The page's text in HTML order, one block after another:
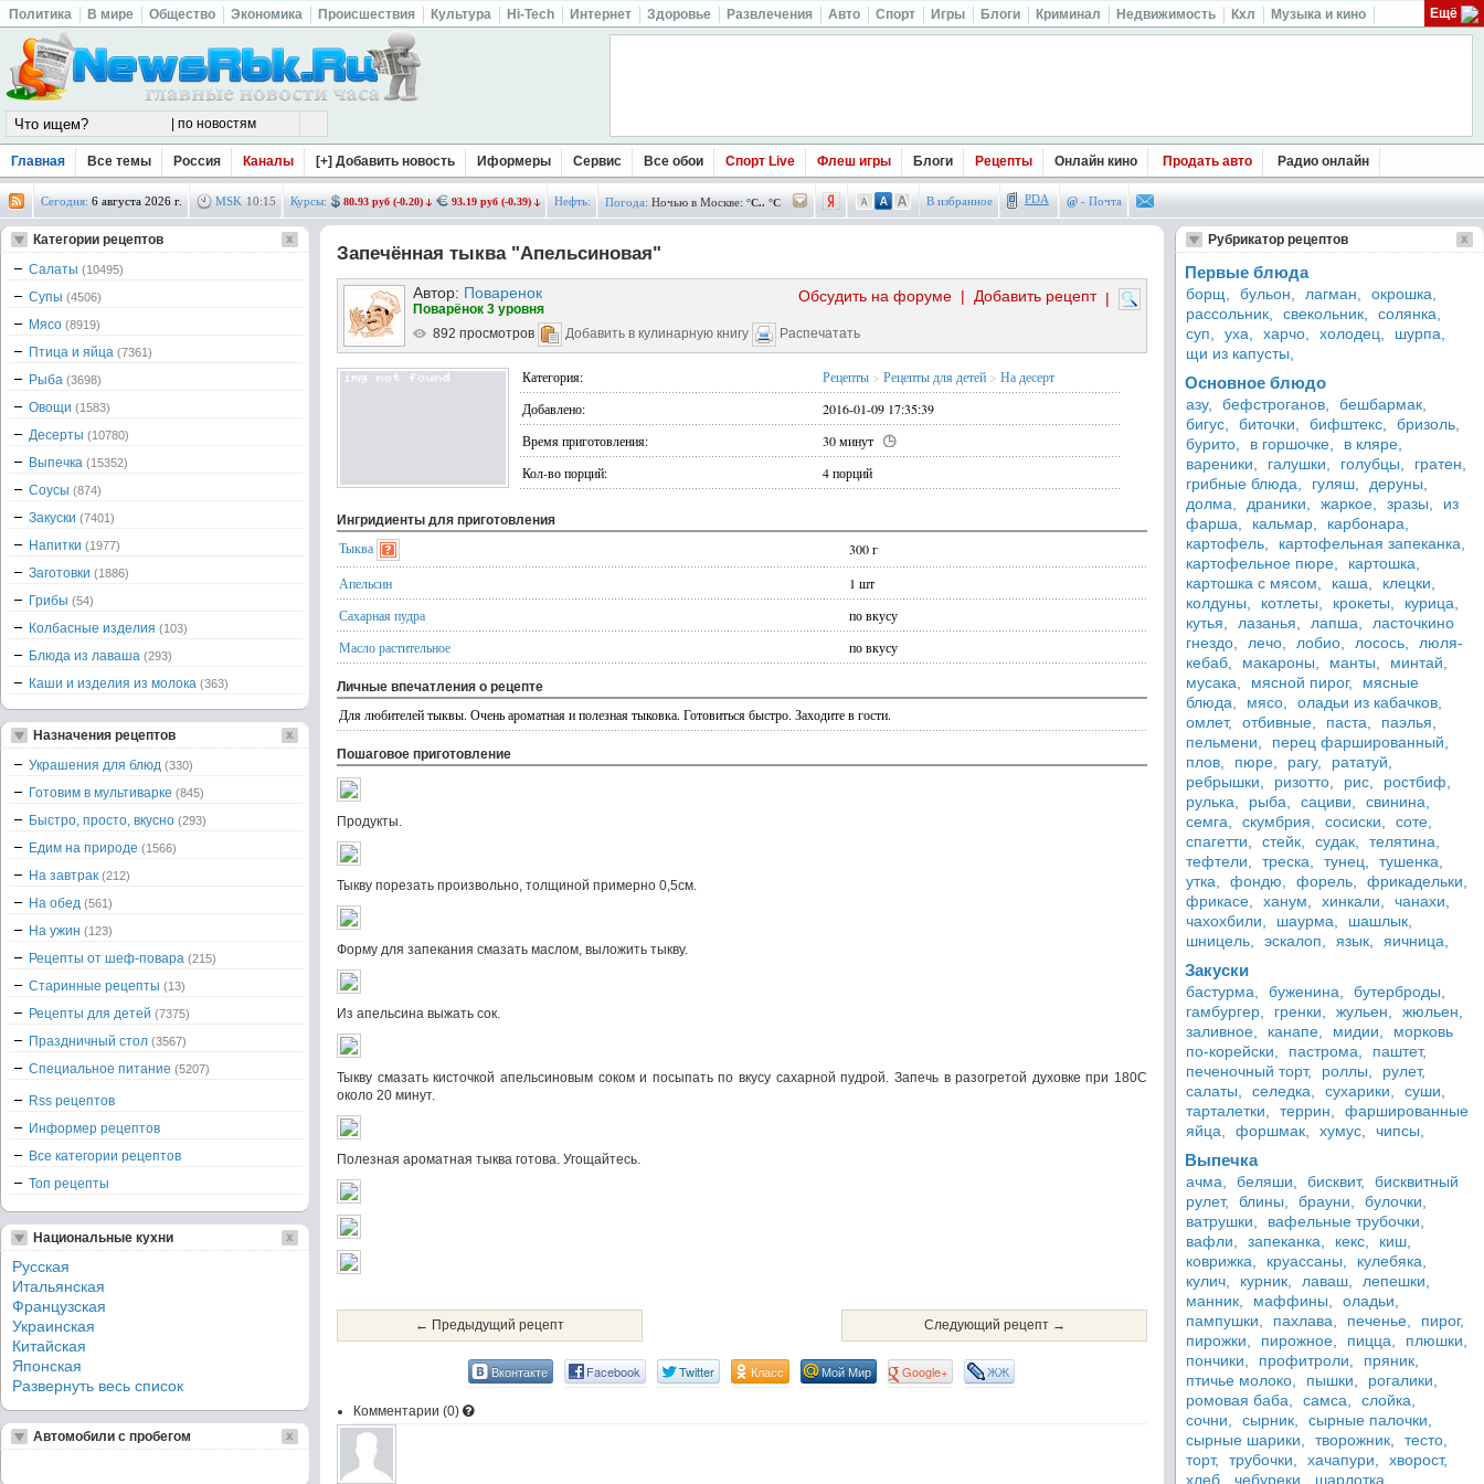
Политика В мире Общество Экономика Происшествия Культура Hi-Tech Интернет Здоровье Развлечения Авто Спорт Игры Блоги Криминал Недвижимость Кхл Музыка и кино Ещё
Главная Все темы Россия Каналы [+] Добавить новость Иформеры Сервис Все обои Спорт Live Флеш игры Блоги Рецепты Онлайн кино Продать авто Радио онлайн
Сегодня: 6 августа 2026 г. MSK 10:15 Курсы: 80.93 руб (-0.20) 93.19 руб (-0.39) Нефть: Погода: Ночью в Москве: °C.. °C В избранное PDA @ - Почта
Запечённая тыква "Апельсиновая"
Автор: Поваренок |
Добавить рецепт
|
Обсудить на форуме
Поварёнок 3 уровня
892 просмотров
Добавить в кулинарную книгу Распечатать
Категория: Рецепты > Рецепты для детей > На десерт
Добавлено:
2016-01-09 17:35:39
Время приготовления:
30 минут
Кол-во порций:
4 порций
Ингридиенты для приготовления
Тыква
300 г
Апельсин
1 шт
Сахарная пудра
по вкусу
Масло растительное
по вкусу
Личные впечатления о рецепте
Для любителей тыквы. Очень ароматная и полезная тыковка. Готовиться быстро. Заходите в гости.
Пошаговое приготовление
Продукты.
Тыкву порезать произвольно, толщиной примерно 0,5см.
Форму для запекания смазать маслом, выложить тыкву.
Из апельсина выжать сок.
Тыкву смазать кисточкой апельсиновым соком и посыпать по вкусу сахарной пудрой. Запечь в разогретой духовке при 180С
около 20 минут.
Полезная ароматная тыква готова. Угощайтесь.
← Предыдущий рецепт Следующий рецепт →
Вконтакте Facebook Twitter Класс Мой Мир Google+ ЖЖ
Комментарии (0)
Категории рецептов
Салаты (10495)
Супы (4506)
Мясо (8919)
Птица и яйца (7361)
Рыба (3698)
Овощи (1583)
Десерты (10780)
Выпечка (15352)
Соусы (874)
Закуски (7401)
Напитки (1977)
Заготовки (1886)
Грибы (54)
Колбасные изделия (103)
Блюда из лаваша (293)
Каши и изделия из молока (363)
Назначения рецептов
Украшения для блюд (330)
Готовим в мультиварке (845)
Быстро, просто, вкусно (293)
Едим на природе (1566)
На завтрак (212)
На обед (561)
На ужин (123)
Рецепты от шеф-повара (215)
Старинные рецепты (13)
Рецепты для детей (7375)
Праздничный стол (3567)
Специальное питание (5207)
Rss рецептов
Информер рецептов
Все категории рецептов
Топ рецепты
Национальные кухни
Русская
Итальянская
Французская
Украинская
Китайская
Японская
Развернуть весь список
Автомобили с пробегом
Рубрикатор рецептов
Первые блюда
борщ, бульон, лагман,
окрошка,
рассольник,
свекольник,
солянка,
суп,
уха, харчо, холодец,
шурпа,
щи из капусты,
Основное блюдо
азу, бефстроганов,
бешбармак,
бигус,
биточки, бифштекс,
бризоль,
бурито,
в горшочке,
в кляре,
вареники,
галушки, голубцы,
гратен,
грибные блюда,
гуляш,
деруны,
долма,
драники, жаркое, зразы,
из
фарша,
кальмар,
карбонара,
картофель,
картофельная запеканка,
картофельное пюре,
картошка,
картошка с мясом,
каша,
клецки,
колдуны,
котлеты, крокеты,
курица,
кутья,
лазанья, лапша,
ласточкино
гнездо,
лечо, лобио, лосось,
люля-
кебаб,
макароны, манты,
минтай,
мусака,
мясной пирог,
мясные
блюда,
мясо,
оладьи из кабачков,
омлет,
отбивные, паста,
паэлья,
пельмени,
перец фаршированный,
плов,
пюре, рагу,
рататуй,
ребрышки,
ризотто, рис,
ростбиф,
рулька,
рыба, сациви,
свинина,
семга,
скумбрия, сосиски,
соте,
спагетти,
стейк, судак,
телятина,
тефтели,
треска, тунец,
тушенка,
утка,
фондю, форель,
фрикадельки,
фрикасе,
ханум, хинкали,
чанахи,
чахохбили,
шаурма,
шашлык,
шницель,
эскалоп, язык, яичница,
Закуски
бастурма, буженина,
бутерброды,
гамбургер,
гренки, жульен,
жюльен,
заливное,
канапе, мидии,
морковь
по-корейски,
пастрома,
паштет,
печеночный торт,
роллы,
рулет,
салаты,
селедка, сухарики,
суши,
тарталетки,
террин,
фаршированные
яйца,
форшмак, хумус, чипсы,
Выпечка
ачма, беляши, бисквит,
бисквитный
рулет,
блины, брауни,
булочки,
ватрушки,
вафельные трубочки,
вафли,
запеканка, кекс,
киш,
коврижка,
круассаны,
кулебяка,
кулич,
курник, лаваш,
лепешки,
манник,
маффины,
оладьи,
пампушки,
пахлава, печенье,
пирог,
пирожки,
пирожное, пицца,
плюшки,
пончики,
профитроли,
пряник,
птичье молоко,
пышки,
рогалики,
ромовая баба,
самса,
слойка,
сочни,
сырник,
сырные палочки,
сырные шарики,
творожник,
тесто,
торт,
трубочки, хачапури,
хворост,
хлеб,
чебуреки,
шарлотка,